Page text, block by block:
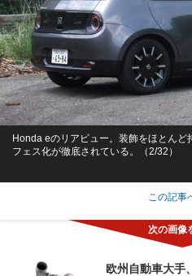
Honda eのリアビュー。装飾をほとんど
フェス化が徹底されている。（2/32）
この記事
欧州自動車大手